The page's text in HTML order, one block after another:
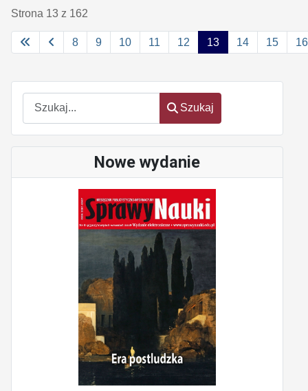
Szukaj
Szukaj
Nowe wydanie
Strona 13 z 162
8 9 10 11 12 13 14 15 16